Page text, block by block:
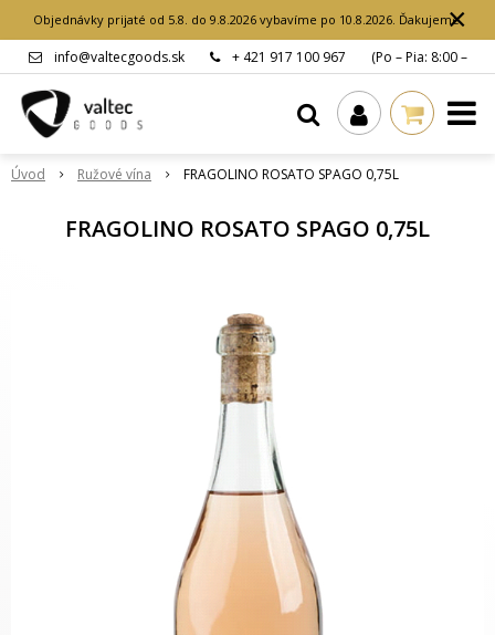
Objednávky prijaté od 5.8. do 9.8.2026 vybavíme po 10.8.2026. Ďakujeme.
×
info@valtecgoods.sk + 421 917 100 967
(Po – Pia: 8:00 –
Úvod Ružové vína FRAGOLINO ROSATO SPAGO 0,75L
FRAGOLINO ROSATO SPAGO 0,75L